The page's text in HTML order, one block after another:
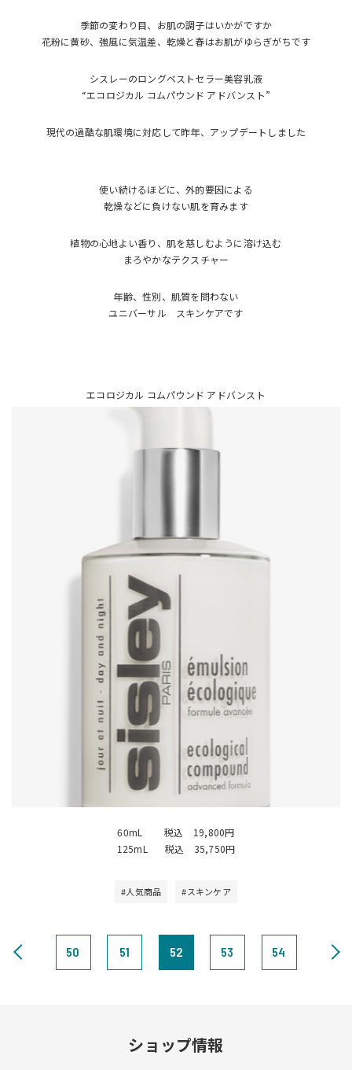
季節の変わり目、お肌の調子はいかがですか
花粉に黄砂、強風に気温差、乾燥と春はお肌がゆらぎがちです
シスレーのロングベストセラー美容乳液
“エコロジカル コムパウンド アドバンスト”
現代の過酷な肌環境に対応して昨年、アップデートしました
使い続けるほどに、外的要因による
乾燥などに負けない肌を育みます
植物の心地よい香り、肌を慈しむように溶け込む
まろやかなテクスチャー
年齢、性別、肌質を問わない
ユニバーサル スキンケアです
エコロジカル コムパウンド アドバンスト
60mL 税込 19,800円
125mL 税込 35,750円
#人気商品 #スキンケア
50 51 52 53 54
ショップ情報